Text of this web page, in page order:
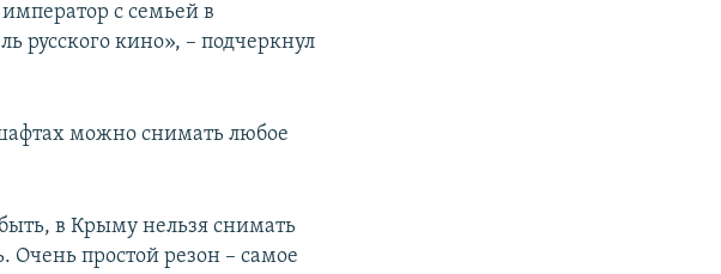
с семьей в
русского кино», – подчеркнул
можно снимать любое
в Крыму нельзя снимать
Очень простой резон – самое